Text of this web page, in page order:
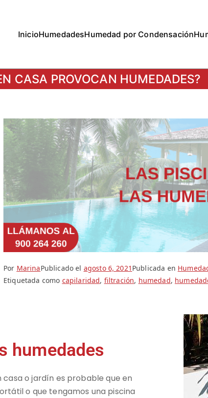
– Stop a las
de humedades. Eliminación de humedad por
InicioHumedadesHumedad por Condensación
CASA PROVOCAN HUMEDADES?
Por MarinaPublicado el agosto 6, 2021 Publicada en
Etiquetada como capilaridad, filtración, humedad,
humedades
o jardín es probable que en
o que tengamos una piscina